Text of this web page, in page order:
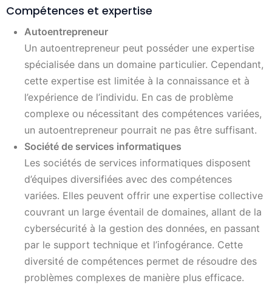
Compétences et expertise
Autoentrepreneur
Un autoentrepreneur peut posséder une expertise
spécialisée dans un domaine particulier. Cependant,
cette expertise est limitée à la connaissance et à
l’expérience de l’individu. En cas de problème
complexe ou nécessitant des compétences variées,
un autoentrepreneur pourrait ne pas être suffisant.
Société de services informatiques
Les sociétés de services informatiques disposent
d’équipes diversifiées avec des compétences
variées. Elles peuvent offrir une expertise collective
couvrant un large éventail de domaines, allant de la
cybersécurité à la gestion des données, en passant
par le support technique et l’infogérance. Cette
diversité de compétences permet de résoudre des
problèmes complexes de manière plus efficace.